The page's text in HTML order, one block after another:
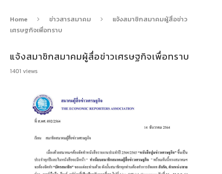
Home ข่าวสารสมาคม
แจ้งสมาชิกสมาคมผู้สื่อข่าว
เศรษฐกิจเพื่อทราบ
แจ้งสมาชิกสมาคมผู้สื่อข่าวเศรษฐกิจเพื่อทราบ
1401 views